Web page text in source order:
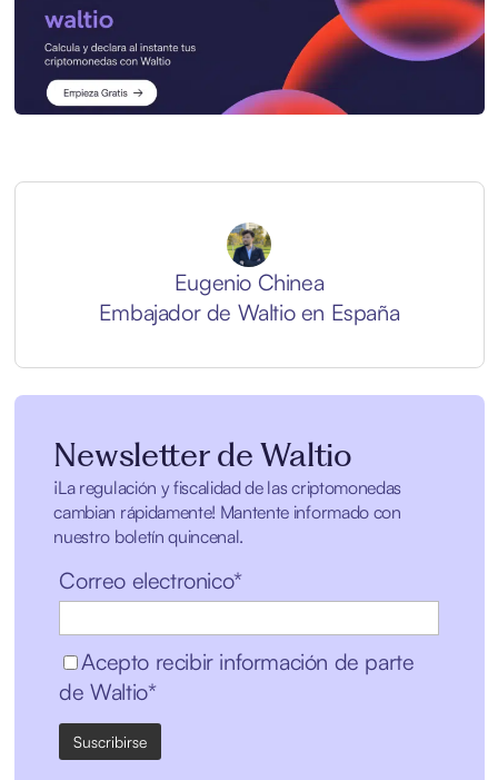
Eugenio Chinea
Embajador de Waltio en España
Newsletter de Waltio
¡La regulación y fiscalidad de las criptomonedas
cambian rápidamente! Mantente informado con
nuestro boletín quincenal.
Correo electronico*
Acepto recibir información de parte
de Waltio*